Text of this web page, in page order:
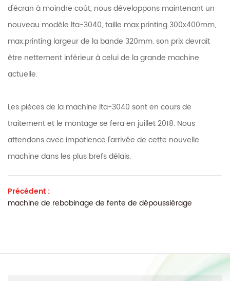
d'écran à moindre coût, nous développons maintenant un
nouveau modèle lta-3040, taille max.printing 300x400mm,
max.printing largeur de la bande 320mm. son prix devrait
être nettement inférieur à celui de la grande machine
actuelle.
Les pièces de la machine lta-3040 sont en cours de
traitement et le montage se fera en juillet 2018. Nous
attendons avec impatience l'arrivée de cette nouvelle
machine dans les plus brefs délais.
Précédent :
machine de rebobinage de fente de dépoussiérage